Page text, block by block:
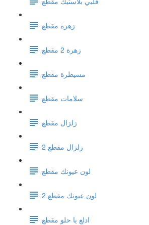
زهرة مقطع
زهرة 2 مقطع
مسيطرة مقطع
سلامات مقطع
زلزال مقطع
زلزال مقطع 2
لون عيونك مقطع
لون عيونك مقطع 2
ادلع يا حلو مقطع